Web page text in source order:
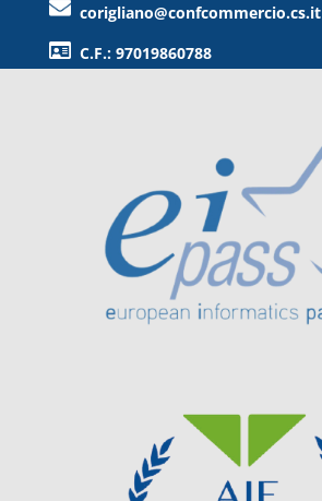
corigliano@confcommercio.cs.it
C.F.: 97019860788